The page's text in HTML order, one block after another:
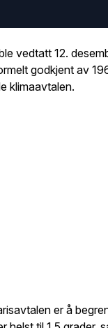
vedtatt 12.
godkjent av
klimaavtalen.
er å